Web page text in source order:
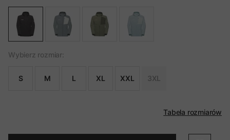
Wybierz rozmiar:
S M L XL XXL 3XL
Tabela rozmiarów